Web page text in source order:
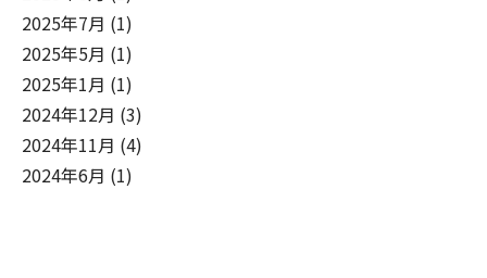
2025年7月 (1)
2025年5月 (1)
2025年1月 (1)
2024年12月 (3)
2024年11月 (4)
2024年6月 (1)